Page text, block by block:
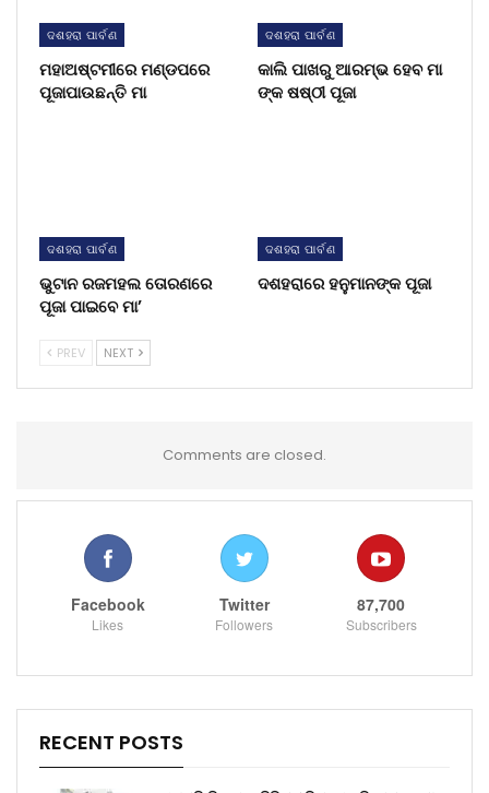
ଦଶହରା ପାର୍ବଣ
ମହାଅଷ୍ଟମୀରେ ମଣ୍ଡପରେ
ପୂଜାପାଉଛନ୍ତି ମା
ଦଶହରା ପାର୍ବଣ
କାଲି ପାଖରୁ ଆରମ୍ଭ ହେବ ମା
ଙ୍କ ଷଷ୍ଠୀ ପୂଜା
ଦଶହରା ପାର୍ବଣ
ଭୁଟାନ ରଜମହଲ ତୋରଣରେ
ପୂଜା ପାଇବେ ମା’
ଦଶହରା ପାର୍ବଣ
ଦଶହରାରେ ହନୁମାନଙ୍କ ପୂଜା
PREV NEXT
Comments are closed.
Facebook
Likes
Twitter
Followers
87,700
Subscribers
RECENT POSTS